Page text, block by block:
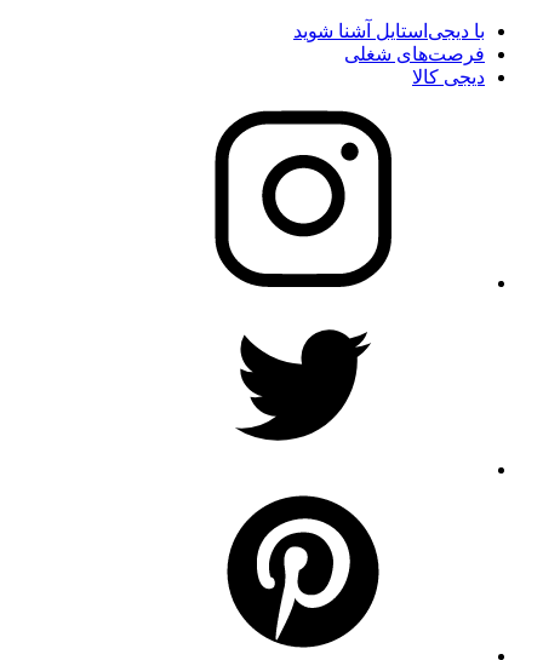
با دیجی‌استایل آشنا شوید
فرصت‌های شغلی
دیجی کالا